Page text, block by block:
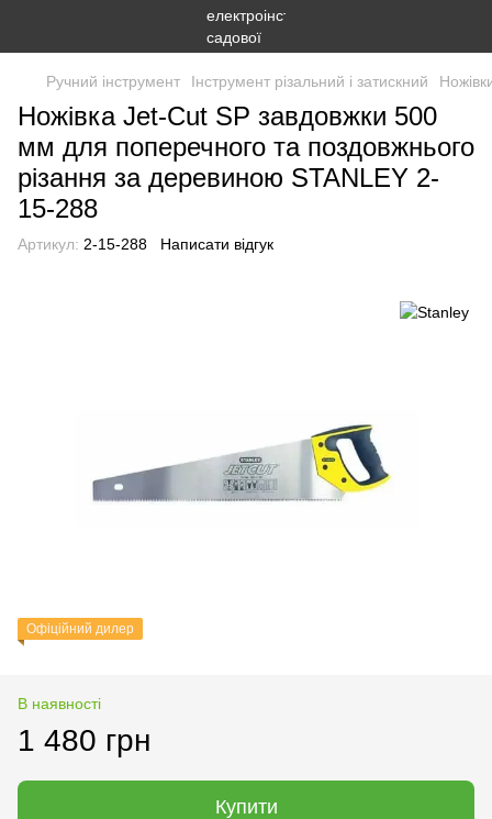
Ручний інструмент Інструмент різальний і затискний
Ножівка Jet-Cut SP завдовжки 500
мм для поперечного та поздовжнього
різання за деревиною STANLEY 2-
15-288
Артикул: 2-15-288 Написати відгук
Офіційний дилер
В наявності
1 480 грн
Купити